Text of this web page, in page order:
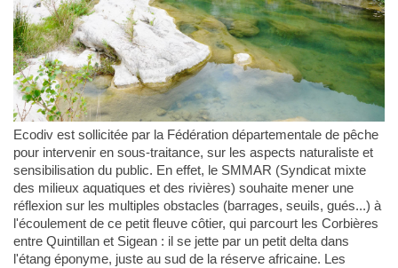
Ecodiv est sollicitée par la Fédération départementale de pêche
pour intervenir en sous-traitance, sur les aspects naturaliste et
sensibilisation du public. En effet, le SMMAR (Syndicat mixte
des milieux aquatiques et des rivières) souhaite mener une
réflexion sur les multiples obstacles (barrages, seuils, gués...) à
l'écoulement de ce petit fleuve côtier, qui parcourt les Corbières
entre Quintillan et Sigean : il se jette par un petit delta dans
l'étang éponyme, juste au sud de la réserve africaine. Les